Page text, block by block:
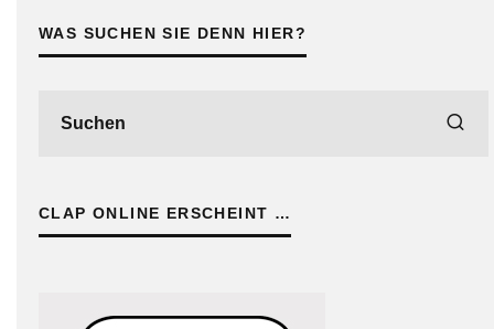
WAS SUCHEN SIE DENN HIER?
CLAP ONLINE ERSCHEINT …